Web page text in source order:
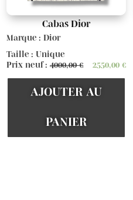
Cabas Dior
Marque : Dior
Taille : Unique
Prix neuf :4000,00€ 2550,00€
AJOUTER AU
PANIER